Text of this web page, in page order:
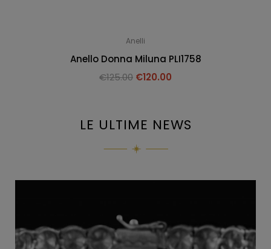
Anelli
Anello Donna Miluna PLI1758
€125.00 €120.00
LE ULTIME NEWS